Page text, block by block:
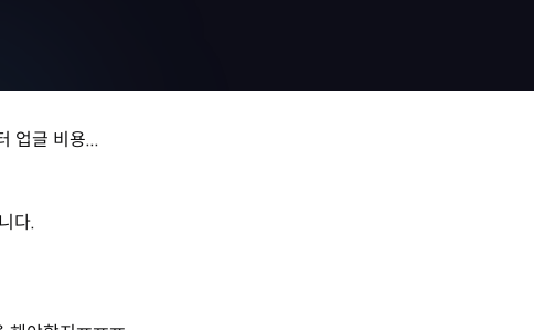
업글 비용...
다.